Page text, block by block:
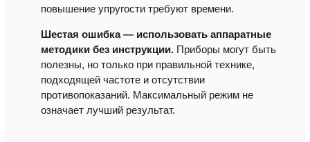
повышение упругости требуют времени.
Шестая ошибка — использовать аппаратные
методики без инструкции. Приборы могут быть
полезны, но только при правильной технике,
подходящей частоте и отсутствии
противопоказаний. Максимальный режим не
означает лучший результат.